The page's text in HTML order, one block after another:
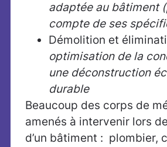
adaptée au bâtiment
compte de ses
Démolition et
optimisation de la
une déconstruction
durable
Beaucoup des corps de
amenés à intervenir lors
d’un bâtiment : plombier,